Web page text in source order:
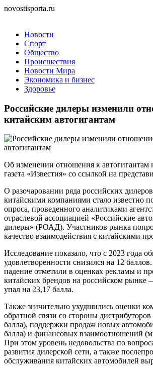
novostisporta.ru
Новости
Спорт
Общество
Происшествия
Новости Мира
Экономика и бизнес
Здоровье
Российские дилеры изменили
китайским автогигантам
Об изменении отношения к автогигантам
газета «Известия» со ссылкой на
О разочаровании ряда российских
китайскими компаниями стало известно
опроса, проведенного аналитиками
отраслевой ассоциацией «Российские
дилеры» (РОАД). Участников рынка
качество взаимодействия с китайскими
Исследование показало, что с 2023 года
удовлетворенности снизился на 12
падение отметили в оценках рекламы и
китайских брендов на российском рынке
упал на 23,17 балла.
Также значительно ухудшились оценки
обратной связи со стороны
балла), поддержки продаж новых
балла) и финансовых взаимоотношений
При этом уровень недовольства по
развития дилерской сети, а также
обслуживания китайских автомобилей